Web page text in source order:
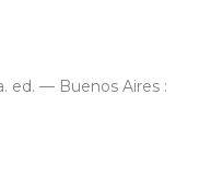
ed. — Buenos Aires :